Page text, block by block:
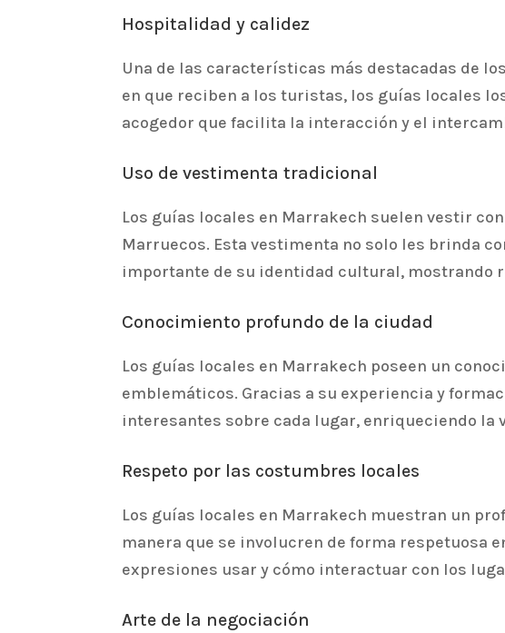
Hospitalidad y calidez
Una de las características más destacadas de
en que reciben a los turistas, los guías locales
acogedor que facilita la interacción y el
Uso de vestimenta tradicional
Los guías locales en Marrakech suelen vestir
Marruecos. Esta vestimenta no solo les brinda
importante de su identidad cultural, mostrando
Conocimiento profundo de la ciudad
Los guías locales en Marrakech poseen un
emblemáticos. Gracias a su experiencia y
interesantes sobre cada lugar, enriqueciendo la
Respeto por las costumbres locales
Los guías locales en Marrakech muestran un
manera que se involucren de forma respetuosa
expresiones usar y cómo interactuar con los
Arte de la negociación